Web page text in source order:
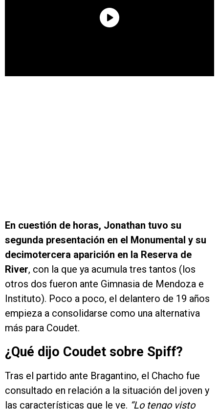
En cuestión de horas, Jonathan tuvo su
segunda presentación en el Monumental y su
decimotercera aparición en la Reserva de
River, con la que ya acumula tres tantos (los
otros dos fueron ante Gimnasia de Mendoza e
Instituto). Poco a poco, el delantero de 19 años
empieza a consolidarse como una alternativa
más para Coudet.
¿Qué dijo Coudet sobre Spiff?
Tras el partido ante Bragantino, el Chacho fue
consultado en relación a la situación del joven y
las características que le ve. “Lo tengo visto